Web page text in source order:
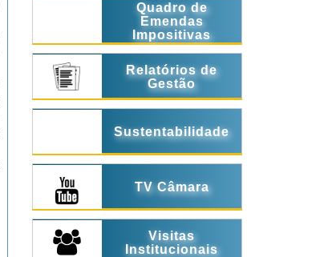
Quadro de
Emendas
Impositivas
Relatórios de
Gestão
Sustentabilidade
TV Câmara
Visitas
Institucionais